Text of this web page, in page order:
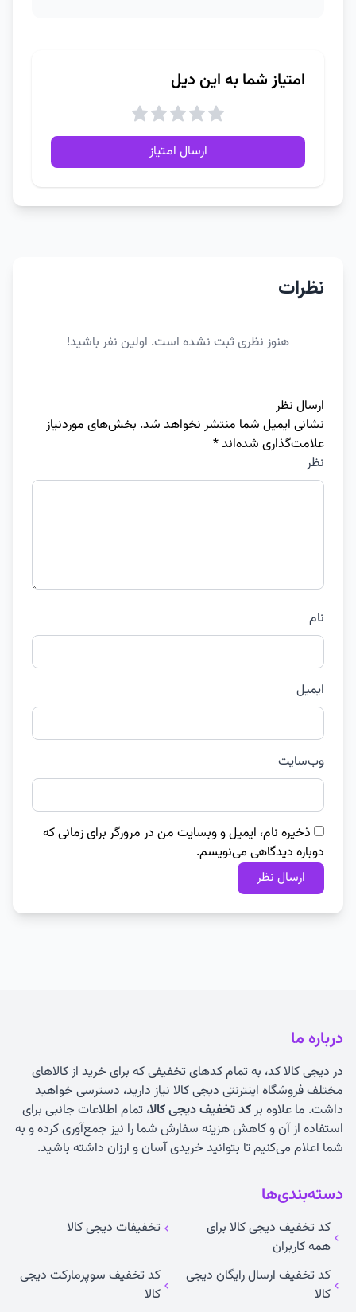
امتیاز شما به این دیل
ارسال امتیاز
نظرات
هنوز نظری ثبت نشده است. اولین نفر باشید!
ارسال نظر
نشانی ایمیل شما منتشر نخواهد شد. بخش‌های موردنیاز
علامت‌گذاری شده‌اند*
نظر
نام
ایمیل
وب‌سایت
ذخیره نام، ایمیل و وبسایت من در مرورگر برای زمانی که
دوباره دیدگاهی می‌نویسم.
درباره ما
در دیجی کالا کد، به تمام کدهای تخفیفی که برای خرید از کالاهای
مختلف فروشگاه اینترنتی دیجی کالا نیاز دارید، دسترسی خواهید
داشت. ما علاوه برکد تخفیف دیجی کالا، تمام اطلاعات جانبی برای
استفاده از آن و کاهش هزینه سفارش شما را نیز جمع‌آوری کرده و به
شما اعلام می‌کنیم تا بتوانید خریدی آسان و ارزان داشته باشید.
دسته‌بندی‌ها
کد تخفیف دیجی کالا برای
همه کاربران
تخفیفات دیجی کالا
کد تخفیف ارسال رایگان دیجی
کالا
کد تخفیف سوپرمارکت دیجی
کالا